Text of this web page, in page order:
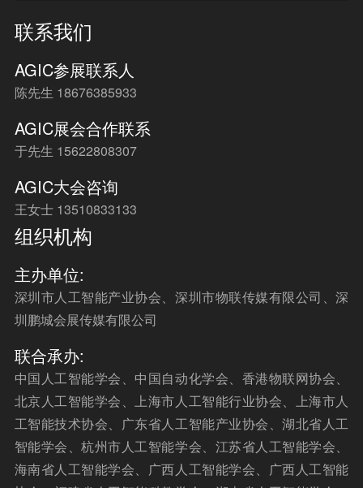
联系我们
AGIC参展联系人
陈先生 18676385933
AGIC展会合作联系
于先生 15622808307
AGIC大会咨询
王女士 13510833133
组织机构
主办单位:
深圳市人工智能产业协会、深圳市物联传媒有限公司、深
圳鹏城会展传媒有限公司
联合承办:
中国人工智能学会、中国自动化学会、香港物联网协会、
北京人工智能学会、上海市人工智能行业协会、上海市人
工智能技术协会、广东省人工智能产业协会、湖北省人工
智能学会、杭州市人工智能学会、江苏省人工智能学会、
海南省人工智能学会、广西人工智能学会、广西人工智能